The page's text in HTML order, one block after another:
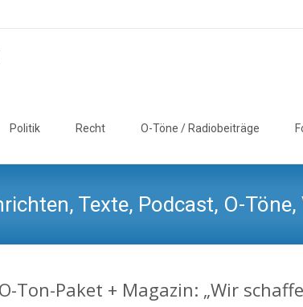
Politik Recht O-Töne / Radiobeiträge
Texte, Podcast, O-Töne,
O-Ton-Paket + Magazin: „Wir